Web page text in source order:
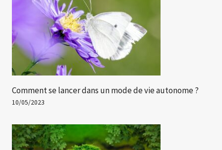
Comment se lancer dans un mode de vie autonome ?
10/05/2023